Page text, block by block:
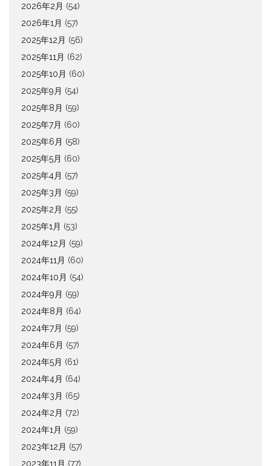
2026年2月 (54)
2026年1月 (57)
2025年12月 (56)
2025年11月 (62)
2025年10月 (60)
2025年9月 (54)
2025年8月 (59)
2025年7月 (60)
2025年6月 (58)
2025年5月 (60)
2025年4月 (57)
2025年3月 (59)
2025年2月 (55)
2025年1月 (53)
2024年12月 (59)
2024年11月 (60)
2024年10月 (54)
2024年9月 (59)
2024年8月 (64)
2024年7月 (59)
2024年6月 (57)
2024年5月 (61)
2024年4月 (64)
2024年3月 (65)
2024年2月 (72)
2024年1月 (59)
2023年12月 (57)
2023年11月 (77)